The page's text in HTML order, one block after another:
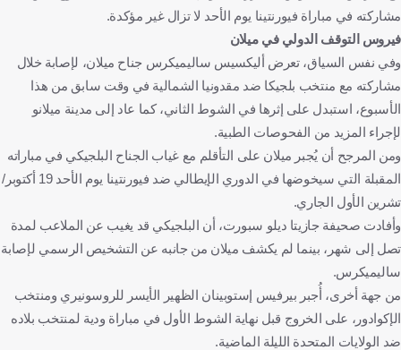
مشاركته في مباراة فيورنتينا يوم الأحد لا تزال غير مؤكدة.
فيروس التوقف الدولي في ميلان
وفي نفس السياق، تعرض أليكسيس ساليميكرس جناح ميلان، لإصابة خلال
مشاركته مع منتخب بلجيكا ضد مقدونيا الشمالية في وقت سابق من هذا
الأسبوع، استبدل على إثرها في الشوط الثاني، كما عاد إلى مدينة ميلانو
لإجراء المزيد من الفحوصات الطبية.
ومن المرجح أن يُجبر ميلان على التأقلم مع غياب الجناح البلجيكي في مباراته
المقبلة التي سيخوضها في الدوري الإيطالي ضد فيورنتينا يوم الأحد 19 أكتوبر/
تشرين الأول الجاري.
وأفادت صحيفة جازيتا ديلو سبورت، أن البلجيكي قد يغيب عن الملاعب لمدة
تصل إلى شهر، بينما لم يكشف ميلان من جانبه عن التشخيص الرسمي لإصابة
ساليميكرس.
من جهة أخرى، أُجبر بيرفيس إستوبينان الظهير الأيسر للروسونيري ومنتخب
الإكوادور، على الخروج قبل نهاية الشوط الأول في مباراة ودية لمنتخب بلاده
ضد الولايات المتحدة الليلة الماضية.